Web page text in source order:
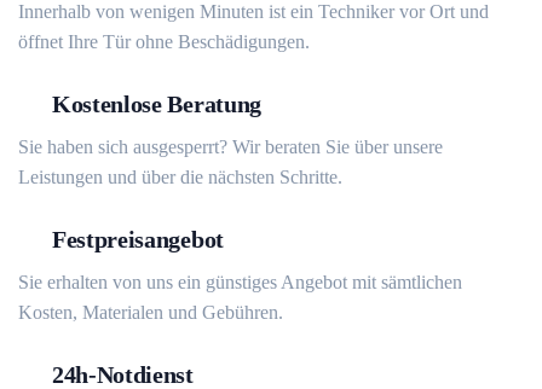
Innerhalb von wenigen Minuten ist ein Techniker vor Ort und
öffnet Ihre Tür ohne Beschädigungen.
Kostenlose Beratung
Sie haben sich ausgesperrt? Wir beraten Sie über unsere
Leistungen und über die nächsten Schritte.
Festpreisangebot
Sie erhalten von uns ein günstiges Angebot mit sämtlichen
Kosten, Materialen und Gebühren.
24h-Notdienst